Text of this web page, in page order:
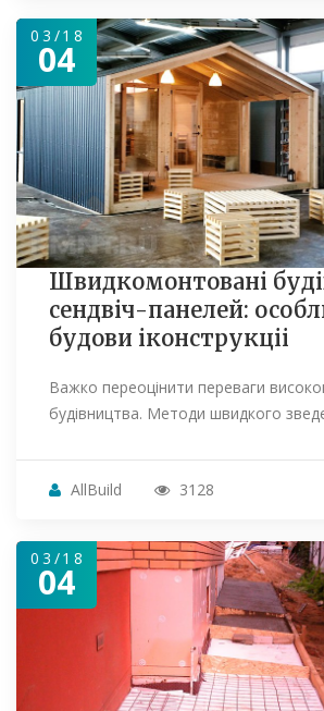
03/18
04
Швидкомонтовані
сендвіч-панелей:
будови іконструкціі
Важко переоцінити переваги
будівництва. Методи швидкого
AllBuild 3128
03/18
04